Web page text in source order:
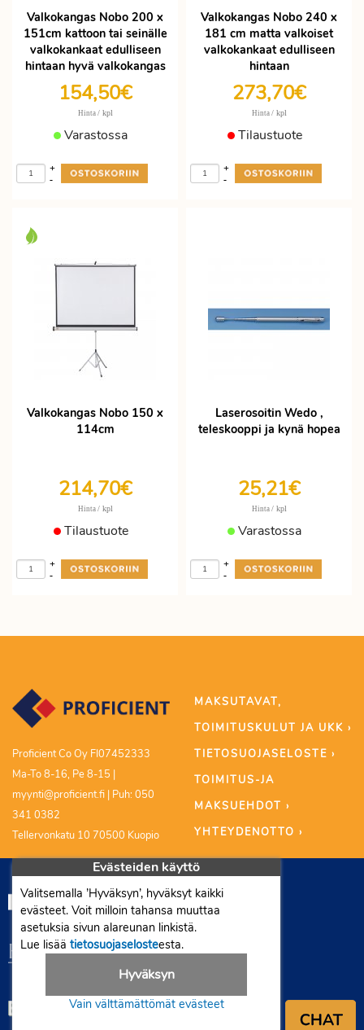
Valkokangas Nobo 200 x
151cm kattoon tai seinälle
valkokankaat edulliseen
hintaan hyvä valkokangas
154,50€
Hinta / kpl
Varastossa
-
+
Valkokangas Nobo 240 x
181 cm matta valkoiset
valkokankaat edulliseen
hintaan
273,70€
Hinta / kpl
Tilaustuote
-
+
Valkokangas Nobo 150 x
114cm
214,70€
Hinta / kpl
Tilaustuote
-
+
Laserosoitin Wedo ,
teleskooppi ja kynä hopea
25,21€
Hinta / kpl
Varastossa
-
+
Proficient Co Oy FI07452333
Ma-To 8-16, Pe 8-15 |
myynti@proficient.fi | Puh: 050
341 0382
Tellervonkatu 10 70500 Kuopio
MAKSUTAVAT,
TOIMITUSKULUT JA UKK ›
TIETOSUOJASELOSTE ›
TOIMITUS-JA
MAKSUEHDOT ›
YHTEYDENOTTO ›
Evästeiden käyttö
Valitsemalla ’Hyväksyn’, hyväksyt kaikki
evästeet. Voit milloin tahansa muuttaa
asetuksia sivun alareunan linkistä.
Lue lisää tietosuojaselosteesta.
Hyväksyn
Vain välttämättömät evästeet